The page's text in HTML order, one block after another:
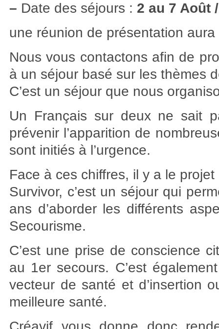
– Date des séjours : 2 au 7 Août
une réunion de présentation
Nous vous contactons afin de
à un séjour basé sur les thèmes
C’est un séjour que nous
Un Français sur deux ne sait
prévenir l’apparition de
sont initiés à l’urgence.
Face à ces chiffres, il y a le
Survivor, c’est un séjour qui
ans d’aborder les différents
Secourisme.
C’est une prise de conscience
au 1er secours. C’est
vecteur de santé et d’insertion
meilleure santé.